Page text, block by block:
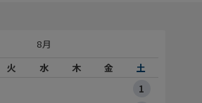
8月
火 水 木 金
土
1